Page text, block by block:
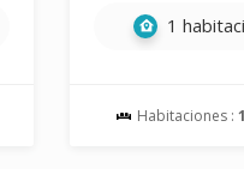
1
Habitaciones :1